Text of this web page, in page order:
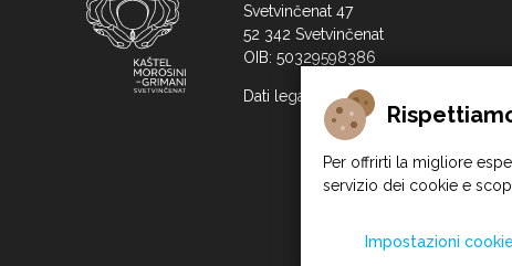
Per offrirti la migliore
servizio dei cookie e
Impostazioni cookie
Svetvinčenat 47
52 342 Svetvinčenat
OIB: 50329598386
Dati legali dell'azienda